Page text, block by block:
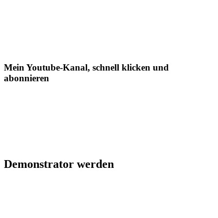
Mein Youtube-Kanal, schnell klicken und
abonnieren
Demonstrator werden